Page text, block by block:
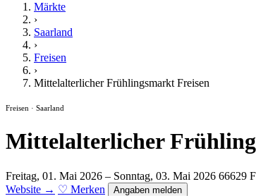
Märkte
›
Saarland
›
Freisen
›
Mittelalterlicher Frühlingsmarkt Freisen
Freisen · Saarland
Mittelalterlicher
Freitag, 01. Mai 2026 – Sonntag, 03. Mai 2026 66629
Website → ♡ Merken Angaben melden